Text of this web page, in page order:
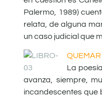
Palermo, 1989)
relata, de alguna
un caso judicial que
La
avanza, siempre,
incandescentes que